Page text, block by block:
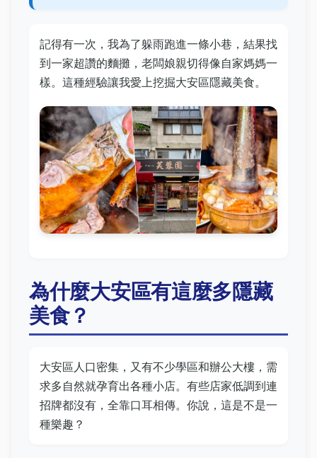
記得有一次，我為了躲雨跑進一條小巷，結果找
到一家超讚的麵攤，老闆娘親切得像自家媽媽一
樣。這種經驗讓我愛上挖掘大安區隱藏美食。
為什麼大安區有這麼多隱藏
美食？
大安區人口密集，又有不少學區和辦公大樓，需
求多自然就孕育出各種小店。有些店家低調到連
招牌都沒有，全靠口耳相傳。你說，這是不是一
種樂趣？